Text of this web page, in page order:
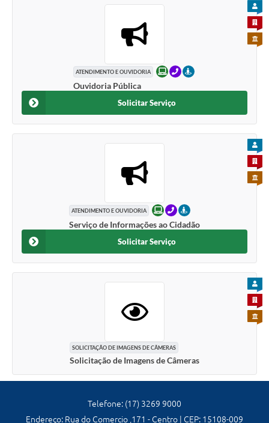
ATENDIMENTO E OUVIDORIA ONLINETELEFONEPRESENCIAL
Ouvidoria Pública
PARA
PARA
Solicitar Serviço
ATENDIMENTO E OUVIDORIA ONLINETELEFONEPRESENCIAL
Serviço de Informações ao Cidadão
PARA
PARA
Solicitar Serviço
SOLICITAÇÃO DE IMAGENS DE CÂMERAS
Solicitação de Imagens de Câmeras
PARA
PARA
Telefone: (17) 3269 9000
Endereço: Rua do Comercio ,171 - Centro | CEP: 15108-009